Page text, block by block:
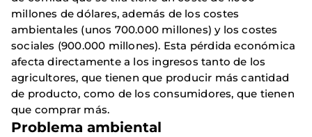
millones de dólares, además de los costes
ambientales (unos 700.000 millones) y los costes
sociales (900.000 millones). Esta pérdida económica
afecta directamente a los ingresos tanto de los
agricultores, que tienen que producir más cantidad
de producto, como de los consumidores, que tienen
que comprar más.
Problema ambiental